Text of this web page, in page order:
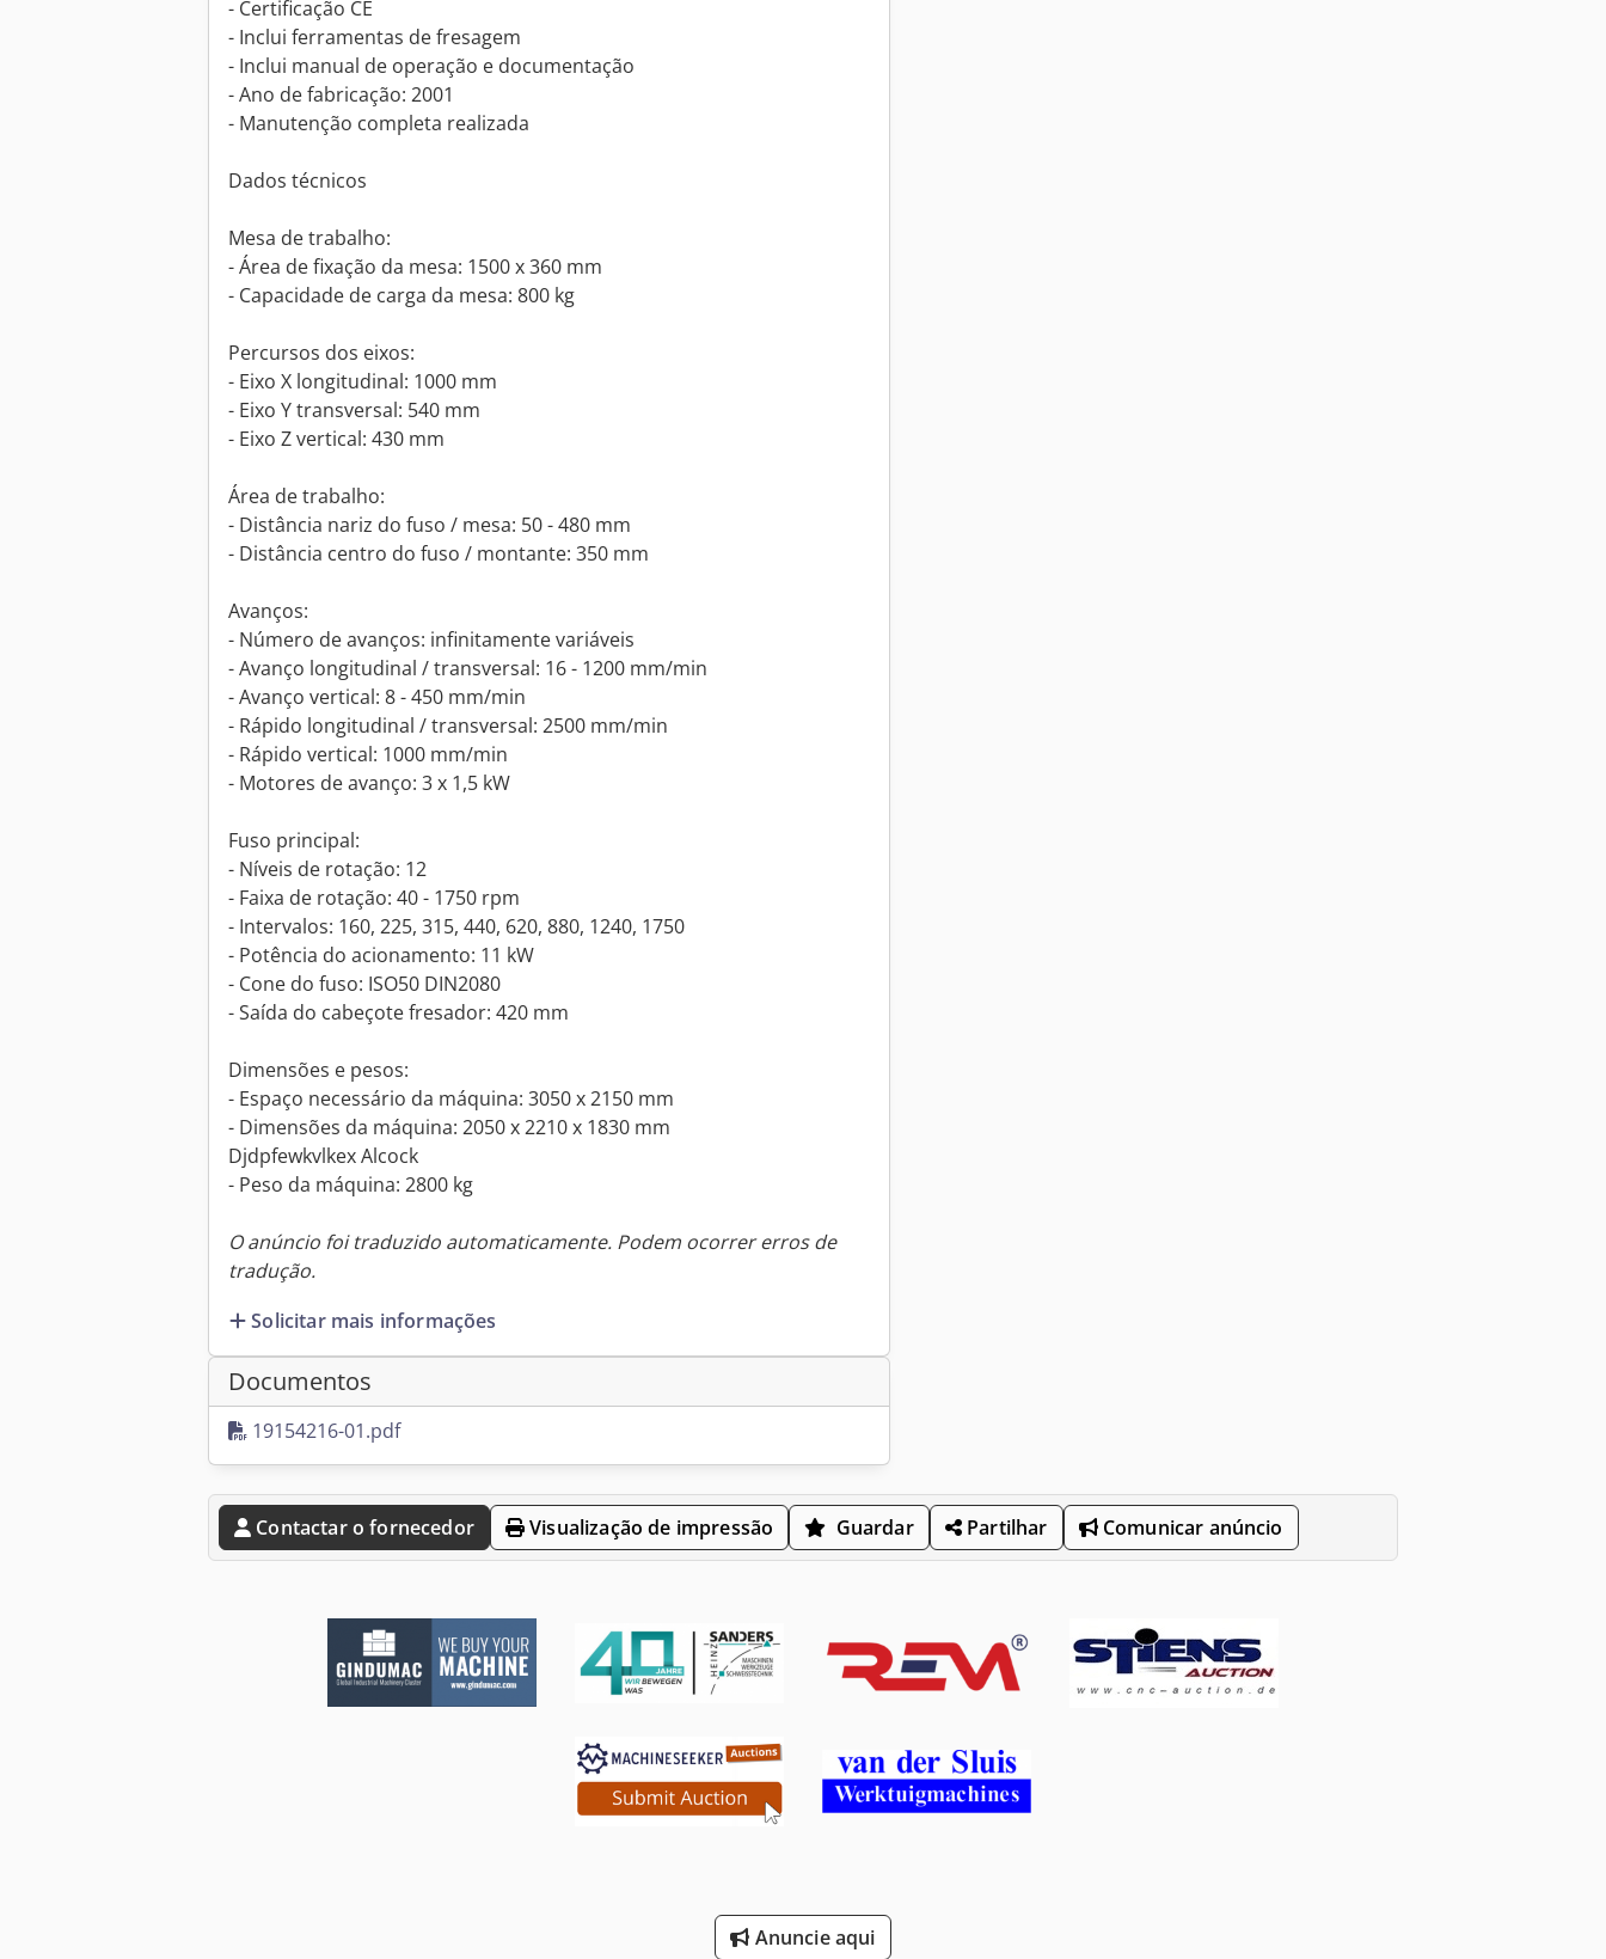
- Certificação CE
- Inclui ferramentas de fresagem
- Inclui manual de operação e documentação
- Ano de fabricação: 2001
- Manutenção completa realizada
Dados técnicos
Mesa de trabalho:
- Área de fixação da mesa: 1500 x 360 mm
- Capacidade de carga da mesa: 800 kg
Percursos dos eixos:
- Eixo X longitudinal: 1000 mm
- Eixo Y transversal: 540 mm
- Eixo Z vertical: 430 mm
Área de trabalho:
- Distância nariz do fuso / mesa: 50 - 480 mm
- Distância centro do fuso / montante: 350 mm
Avanços:
- Número de avanços: infinitamente variáveis
- Avanço longitudinal / transversal: 16 - 1200 mm/min
- Avanço vertical: 8 - 450 mm/min
- Rápido longitudinal / transversal: 2500 mm/min
- Rápido vertical: 1000 mm/min
- Motores de avanço: 3 x 1,5 kW
Fuso principal:
- Níveis de rotação: 12
- Faixa de rotação: 40 - 1750 rpm
- Intervalos: 160, 225, 315, 440, 620, 880, 1240, 1750
- Potência do acionamento: 11 kW
- Cone do fuso: ISO50 DIN2080
- Saída do cabeçote fresador: 420 mm
Dimensões e pesos:
- Espaço necessário da máquina: 3050 x 2150 mm
- Dimensões da máquina: 2050 x 2210 x 1830 mm
Djdpfewkvlkex Alcock
- Peso da máquina: 2800 kg
O anúncio foi traduzido automaticamente. Podem ocorrer erros de
tradução.
Solicitar mais informações
Documentos
19154216-01.pdf
Contactar o fornecedor Visualização de impressão Guardar Partilhar Comunicar anúncio
Anuncie aqui